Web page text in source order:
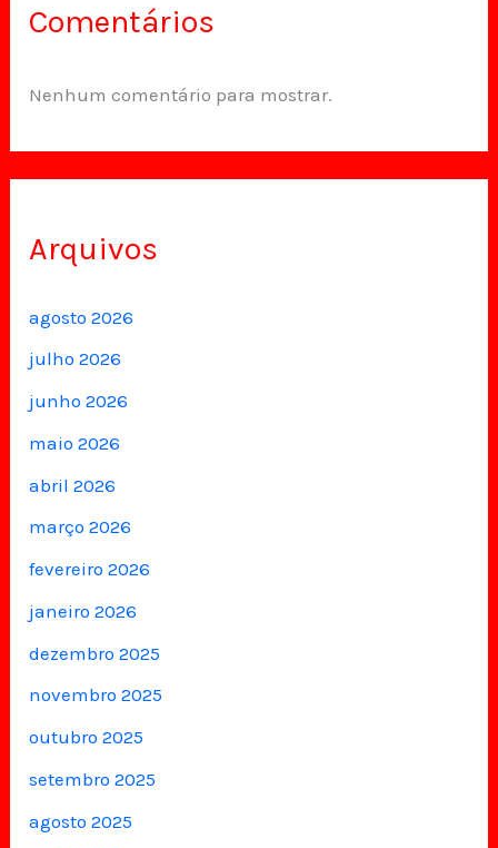
Comentários
Nenhum comentário para mostrar.
Arquivos
agosto 2026
julho 2026
junho 2026
maio 2026
abril 2026
março 2026
fevereiro 2026
janeiro 2026
dezembro 2025
novembro 2025
outubro 2025
setembro 2025
agosto 2025